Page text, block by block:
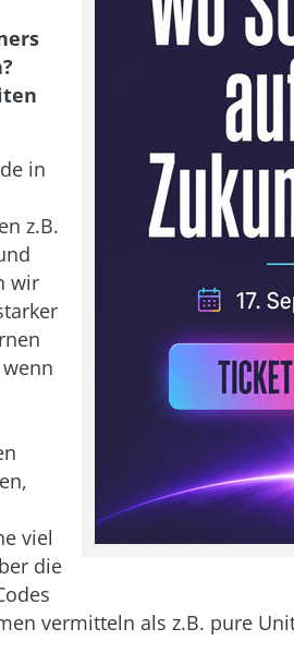
in
z.B.
wir
viel
die
vermitteln als z.B. pure